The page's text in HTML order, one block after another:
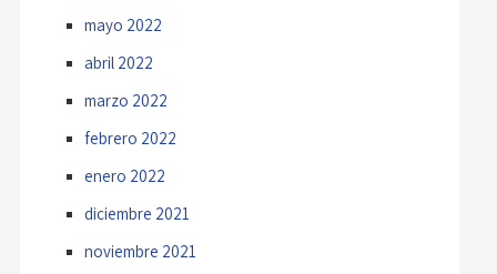
mayo 2022
abril 2022
marzo 2022
febrero 2022
enero 2022
diciembre 2021
noviembre 2021